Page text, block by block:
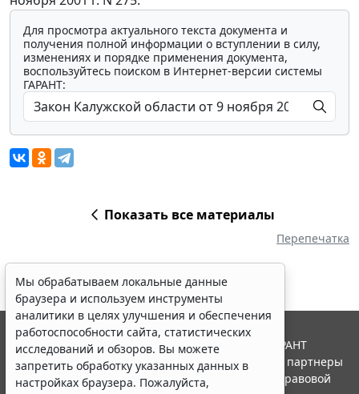
Для просмотра актуального текста документа и
получения полной информации о вступлении в силу,
изменениях и порядке применения документа,
воспользуйтесь поиском в Интернет-версии системы
ГАРАНТ:
Показать все материалы
Перепечатка
Мы обрабатываем локальные данные
браузера и используем инструменты
аналитики в целях улучшения и обеспечения
работоспособности сайта, статистических
исследований и обзоров. Вы можете
запретить обработку указанных данных в
настройках браузера. Пожалуйста,
© ООО "НПП "ГАРАНТ-СЕРВИС", 2026. Система ГАРАНТ
выпускается с 1990 года. Компания "Гарант" и ее партнеры
являются участниками Российской ассоциации правовой